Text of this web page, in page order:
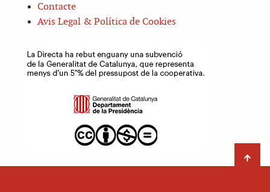
Contacte
Avis Legal & Política de Cookies